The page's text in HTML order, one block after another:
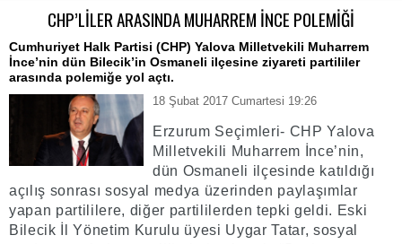
CHP’LİLER ARASINDA MUHARREM İNCE POLEMİĞİ
Cumhuriyet Halk Partisi (CHP) Yalova Milletvekili Muharrem
İnce’nin dün Bilecik’in Osmaneli ilçesine ziyareti partililer
arasında polemiğe yol açtı.
18 Şubat 2017 Cumartesi 19:26
Erzurum Seçimleri- CHP Yalova
Milletvekili Muharrem İnce’nin,
dün Osmaneli ilçesinde katıldığı
açılış sonrası sosyal medya üzerinden paylaşımlar
yapan partililere, diğer partililerden tepki geldi. Eski
Bilecik İl Yönetim Kurulu üyesi Uygar Tatar, sosyal